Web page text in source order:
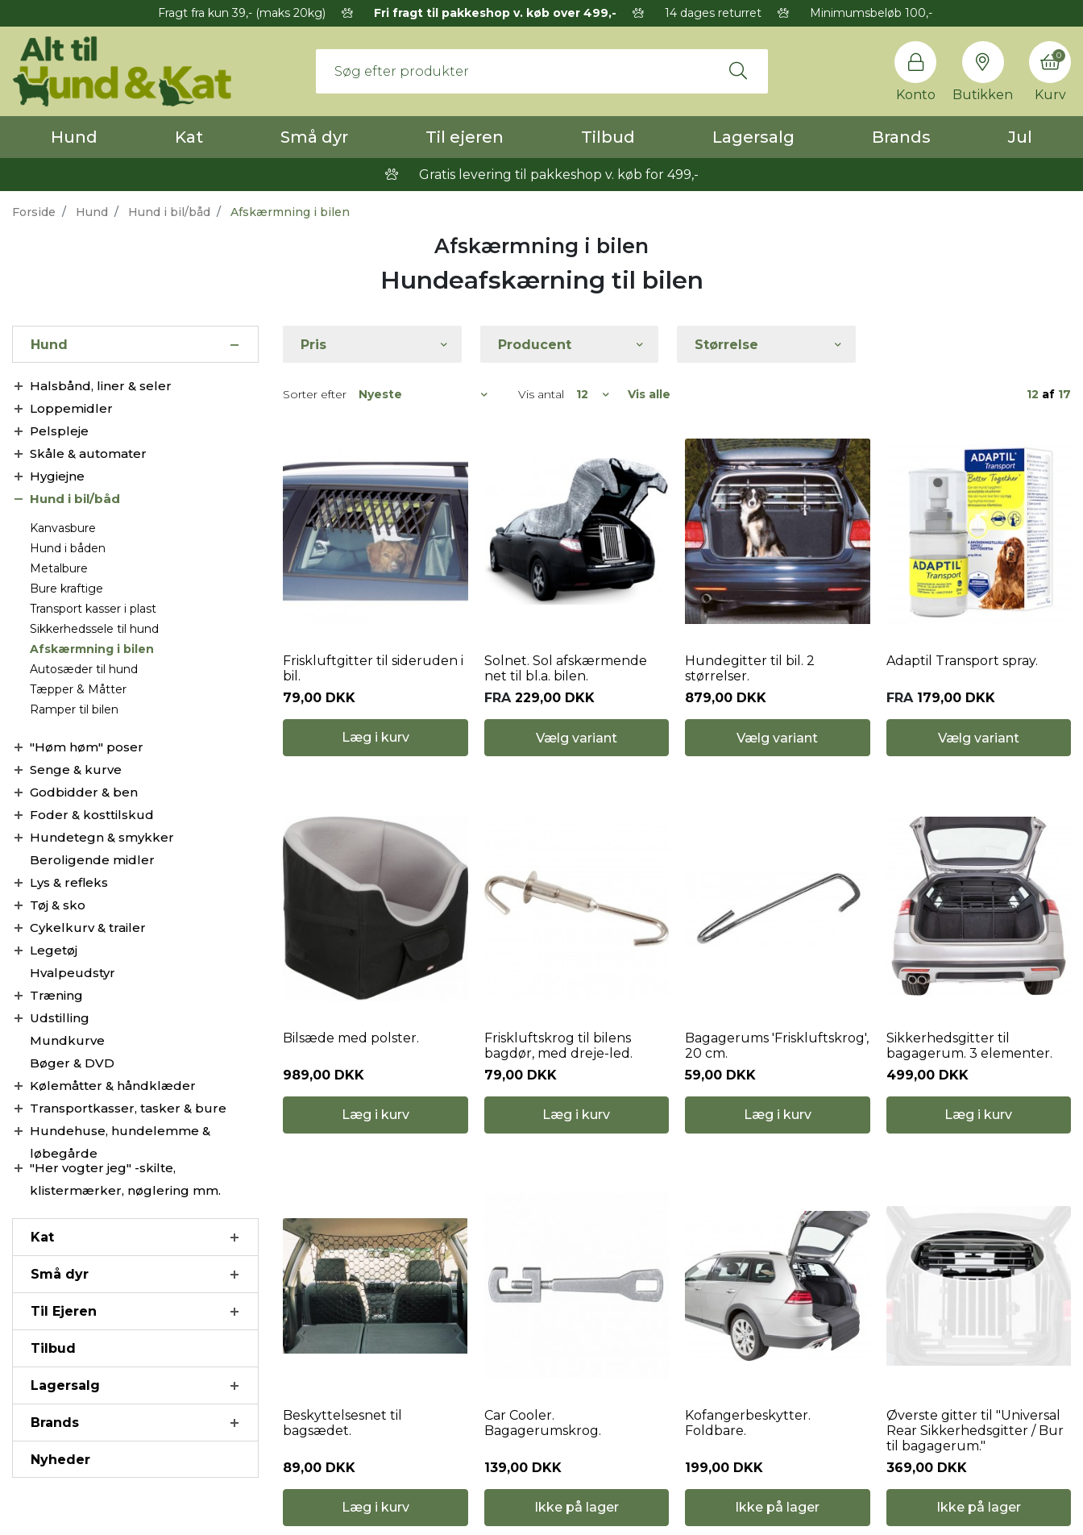
Fragt fra kun 39,- (maks 20kg) Fri fragt til pakkeshop v. køb over 499,- 14 dages returret Minimumsbeløb 100,-
Konto Butikken Kurv
0
Hund Kat Små dyr Til ejeren Tilbud Lagersalg Brands Jul
Gratis levering til pakkeshop v. køb for 499,-
Forside Hund Hund i bil/båd Afskærmning i bilen
Afskærmning i bilen
Hundeafskærning til bilen
Hund
Halsbånd, liner & seler
Loppemidler
Pelspleje
Skåle & automater
Hygiejne
Hund i bil/båd
Kanvasbure
Hund i båden
Metalbure
Bure kraftige
Transport kasser i plast
Sikkerhedssele til hund
Afskærmning i bilen
Autosæder til hund
Tæpper & Måtter
Ramper til bilen
"Høm høm" poser
Senge & kurve
Godbidder & ben
Foder & kosttilskud
Hundetegn & smykker
Beroligende midler
Lys & refleks
Tøj & sko
Cykelkurv & trailer
Legetøj
Hvalpeudstyr
Træning
Udstilling
Mundkurve
Bøger & DVD
Kølemåtter & håndklæder
Transportkasser, tasker & bure
Hundehuse, hundelemme &
løbegårde
"Her vogter jeg" -skilte,
klistermærker, nøglering mm.
Kat
Små dyr
Til Ejeren
Tilbud
Lagersalg
Brands
Nyheder
Pris Producent Størrelse
Sorter efter Vis antal Vis alle 12 af 17
Friskluftgitter til sideruden i
bil.
79,00 DKK
Læg i kurv
Solnet. Sol afskærmende
net til bl.a. bilen.
FRA 229,00 DKK
Vælg variant
Hundegitter til bil. 2
størrelser.
879,00 DKK
Vælg variant
Adaptil Transport spray.
FRA 179,00 DKK
Vælg variant
Bilsæde med polster.
989,00 DKK
Læg i kurv
Friskluftskrog til bilens
bagdør, med dreje-led.
79,00 DKK
Læg i kurv
Bagagerums 'Friskluftskrog',
20 cm.
59,00 DKK
Læg i kurv
Sikkerhedsgitter til
bagagerum. 3 elementer.
499,00 DKK
Læg i kurv
Beskyttelsesnet til
bagsædet.
89,00 DKK
Læg i kurv
Car Cooler.
Bagagerumskrog.
139,00 DKK
Ikke på lager
Kofangerbeskytter.
Foldbare.
199,00 DKK
Ikke på lager
Øverste gitter til "Universal
Rear Sikkerhedsgitter / Bur
til bagagerum."
369,00 DKK
Ikke på lager